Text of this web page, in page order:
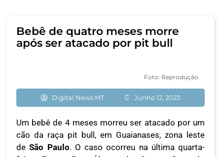
Bebê de quatro meses morre
após ser atacado por pit bull
Foto: Reprodução
Digital News MT Junho 12, 2023
Um bebê de 4 meses morreu ser atacado por um
cão da raça pit bull, em Guaianases, zona leste
deSão Paulo. O caso ocorreu na última quarta-